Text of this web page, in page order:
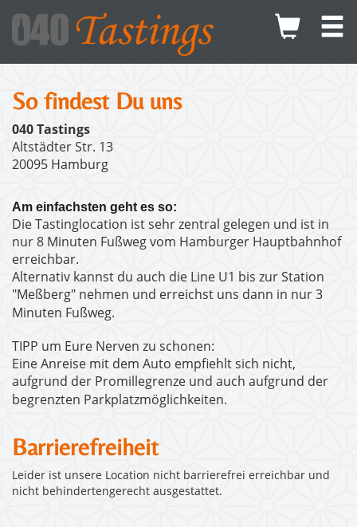
So findest Du uns
040 Tastings
Altstädter Str. 13
20095 Hamburg
Am einfachsten geht es so:
Die Tastinglocation ist sehr zentral gelegen und ist in
nur 8 Minuten Fußweg vom Hamburger Hauptbahnhof
erreichbar.
Alternativ kannst du auch die Line U1 bis zur Station
"Meßberg" nehmen und erreichst uns dann in nur 3
Minuten Fußweg.
TIPP um Eure Nerven zu schonen:
Eine Anreise mit dem Auto empfiehlt sich nicht,
aufgrund der Promillegrenze und auch aufgrund der
begrenzten Parkplatzmöglichkeiten.
Barrierefreiheit
Leider ist unsere Location nicht barrierefrei erreichbar und
nicht behindertengerecht ausgestattet.